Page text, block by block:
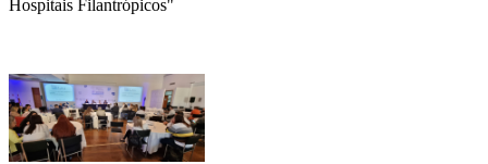
Hospitais Filantrópicos"